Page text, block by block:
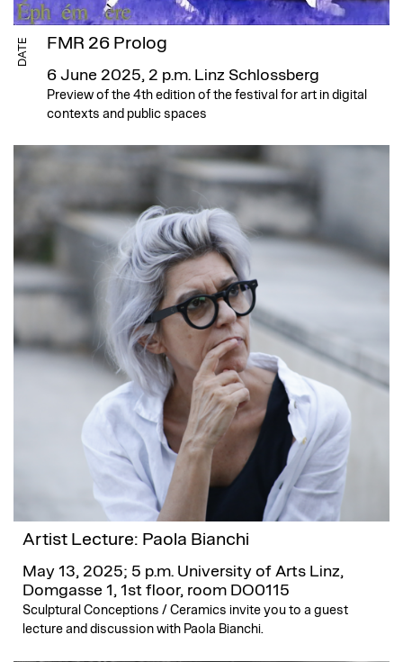
DATE FMR 26 Prolog
6 June 2025, 2 p.m. Linz Schlossberg
Preview of the 4th edition of the festival for art in digital
contexts and public spaces
Artist Lecture: Paola Bianchi
May 13, 2025; 5 p.m. University of Arts Linz,
Domgasse 1, 1st floor, room DO0115
Sculptural Conceptions / Ceramics invite you to a guest
lecture and discussion with Paola Bianchi.